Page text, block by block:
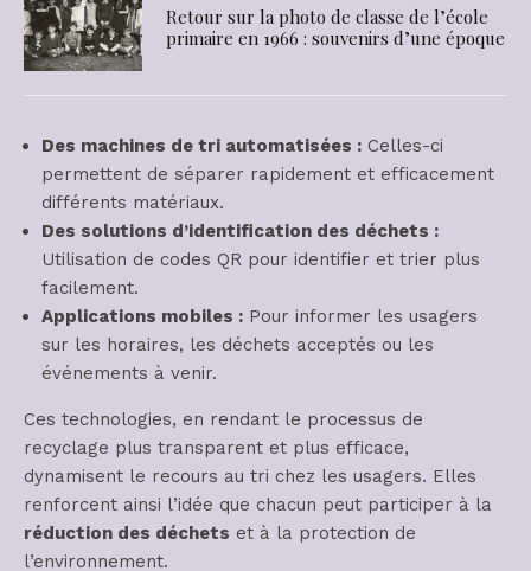
Retour sur la photo de classe de l’école
primaire en 1966 : souvenirs d’une époque
Des machines de tri automatisées : Celles-ci
permettent de séparer rapidement et efficacement
différents matériaux.
Des solutions d’identification des déchets :
Utilisation de codes QR pour identifier et trier plus
facilement.
Applications mobiles : Pour informer les usagers
sur les horaires, les déchets acceptés ou les
événements à venir.
Ces technologies, en rendant le processus de
recyclage plus transparent et plus efficace,
dynamisent le recours au tri chez les usagers. Elles
renforcent ainsi l’idée que chacun peut participer à la
réduction des déchets et à la protection de
l’environnement.